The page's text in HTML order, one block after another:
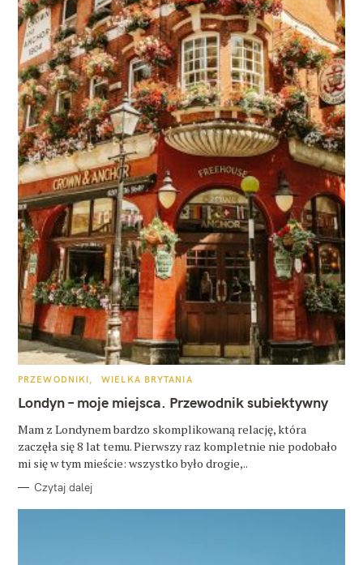
K
T
E
O
R
I
PRZEWODNIKI WIELKA BRYTANIA
Londyn – moje miejsca. Przewodnik subiektywny
Mam z Londynem bardzo skomplikowaną relację, która
zaczęła się 8 lat temu. Pierwszy raz kompletnie nie podobało
mi się w tym mieście: wszystko było drogie,..
Czytaj dalej